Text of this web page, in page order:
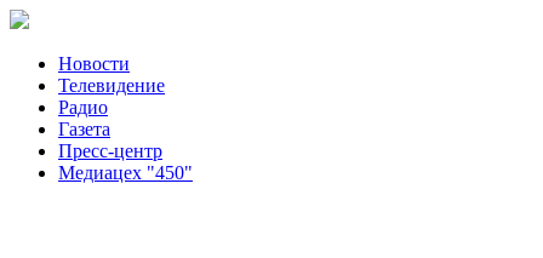
Новости
Телевидение
Радио
Газета
Пресс-центр
Медиацех "450"